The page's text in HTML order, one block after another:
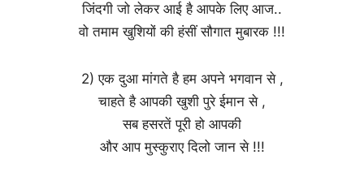
जिंदगी जो लेकर आई है आपके लिए आज..
वो तमाम खुशियों की हंसीं सौगात मुबारक !!!
2) एक दुआ मांगते है हम अपने भगवान से ,
चाहते है आपकी खुशी पुरे ईमान से ,
सब हसरतें पूरी हो आपकी
और आप मुस्कुराए दिलो जान से !!!